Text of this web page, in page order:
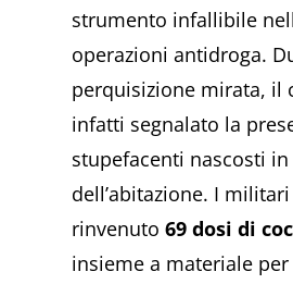
strumento infallibile
operazioni antidroga.
perquisizione mirata, il
infatti segnalato la
stupefacenti nascosti
dell’abitazione. I
rinvenuto69 dosi di
insieme a materiale per